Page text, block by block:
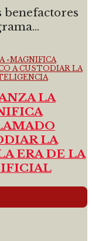
benefactores
LA
LA
ERA DE LA